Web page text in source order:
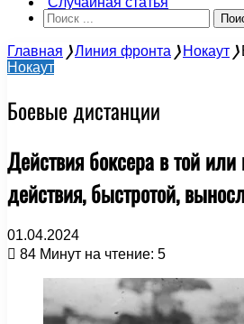
Главная ❭Линия фронта ❭ Нокаут ❭
Нокаут
Боевые дистанции
Действия боксера в той
действия, быстротой,
01.04.2024
84 Минут на чтение: 5